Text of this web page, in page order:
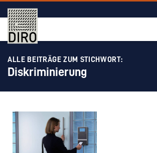
ALLE BEITRÄGE ZUM STICHWORT:
Diskriminierung